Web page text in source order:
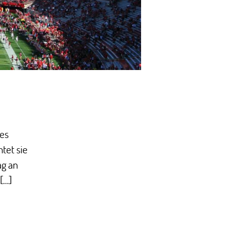
sie
an